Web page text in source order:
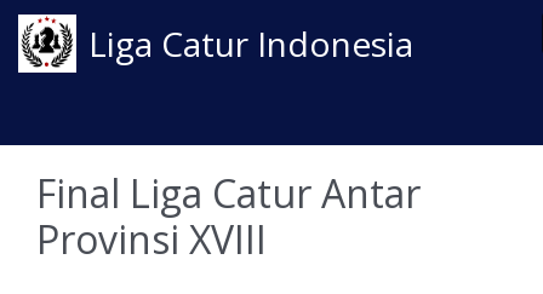
Liga Catur Indonesia
Final Liga Catur Antar
Provinsi XVIII